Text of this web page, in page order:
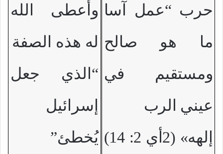
حرب “عمل آسا
ما هو صالح
ومستقيم في
عيني الرب
إلهه» (2أي 2: 14)
وأعطى الله
له هذه الصفة
“الذي جعل
إسرائيل
يُخطئ”